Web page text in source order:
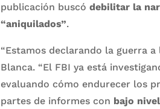
publicación buscó debilitar la
“aniquilados”.
“Estamos declarando la guerra
Blanca. “El FBI ya está
evaluando cómo endurecer los
partes de informes con bajo